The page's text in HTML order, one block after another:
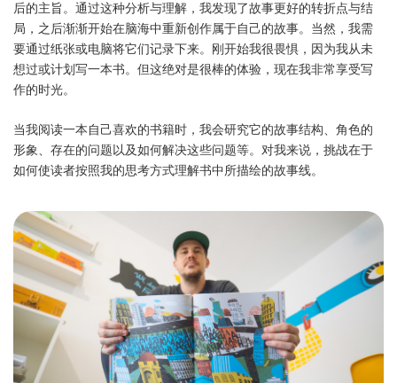
后的主旨。通过这种分析与理解，我发现了故事更好的转折点与结
局，之后渐渐开始在脑海中重新创作属于自己的故事。当然，我需
要通过纸张或电脑将它们记录下来。刚开始我很畏惧，因为我从未
想过或计划写一本书。但这绝对是很棒的体验，现在我非常享受写
作的时光。
当我阅读一本自己喜欢的书籍时，我会研究它的故事结构、角色的
形象、存在的问题以及如何解决这些问题等。对我来说，挑战在于
如何使读者按照我的思考方式理解书中所描绘的故事线。